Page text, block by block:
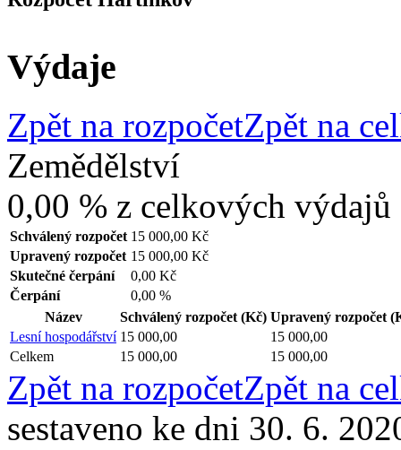
Výdaje
Zpět na rozpočetZpět na
Zemědělství
0,00 % z celkových výdajů
Schválený rozpočet 15 000,00 Kč
Upravený rozpočet 15 000,00 Kč
Skutečné čerpání
0,00 Kč
Čerpání
0,00 %
Název
Schválený rozpočet (Kč) Upravený rozpočet
Lesní hospodářství 15 000,00
15 000,00
Celkem
15 000,00 15 000,00
Zpět na rozpočetZpět na
sestaveno ke dni 30. 6.